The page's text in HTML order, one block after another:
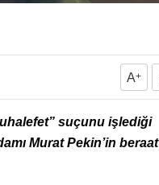
A+
suçunu işlediği
Murat Pekin’in beraat